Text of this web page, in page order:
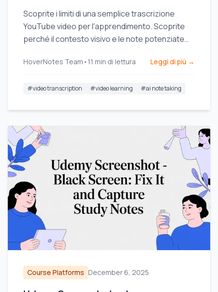
Scoprite i limiti di una semplice trascrizione
YouTube video per l'apprendimento. Scoprite
perché il contesto visivo e le note potenziate
ritenzione.
HoverNotes Team • 11 min di lettura Leggi di più →
#video transcription #video learning #ai note taking
Course Platforms December 6, 2025